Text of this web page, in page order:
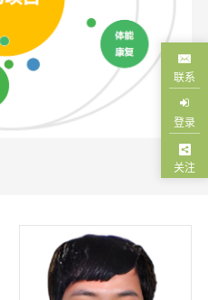
联系
登录
关注